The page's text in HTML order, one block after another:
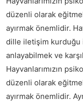
düzenli olarak
ayırmak önemlidir.
dille iletişim kurduğu
anlayabilmek ve
Hayvanlarımızın
düzenli olarak
ayırmak önemlidir.